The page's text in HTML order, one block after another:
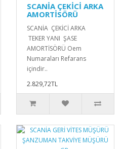
SCANİA ÇEKİCİ ARKA
AMORTİSÖRÜ
SCANİA ÇEKİCİ ARKA
TEKER YANI ŞASE
AMORTİSÖRÜ Oem
Numaraları Refarans
içindir..
2.829,72TL